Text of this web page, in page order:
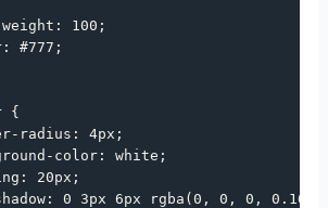
: 100 ;
: #777 ;
{
radius : 4px ;
color : white ;
: 20px ;
: 0 3px 6px rgba (0 , 0 , 0 , 0.16